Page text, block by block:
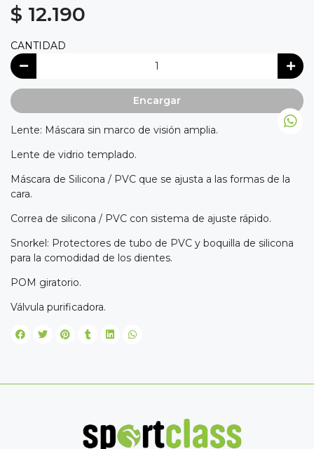
$ 12.190
CANTIDAD
Encargar
Lente: Máscara sin marco de visión amplia.
Lente de vidrio templado.
Máscara de Silicona / PVC que se ajusta a las formas de la
cara.
Correa de silicona / PVC con sistema de ajuste rápido.
Snorkel: Protectores de tubo de PVC y boquilla de silicona
para la comodidad de los dientes.
POM giratorio.
Válvula purificadora.